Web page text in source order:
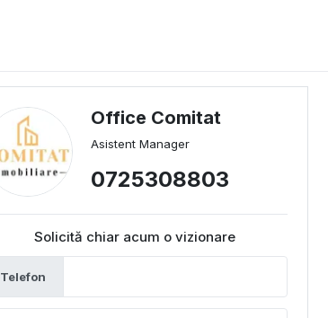
Office Comitat
Asistent Manager
0725308803
Solicită chiar acum o vizionare
Telefon